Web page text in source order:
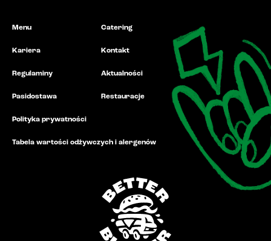
Menu Catering
Kariera Kontakt
Regulaminy Aktualności
Pasidostawa Restauracje
Polityka prywatności
Tabela wartości odżywczych i alergenów